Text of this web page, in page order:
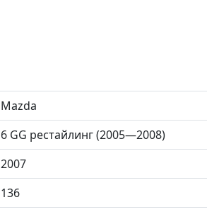
Mazda
6 GG рестайлинг (2005—2008)
2007
136